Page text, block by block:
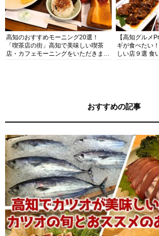
高知のおすすめモーニング20選！
「喫茶店の街」高知で美味しい喫茶
店・カフェモーニングをいただきま
【高知グルメ
ギが食べたい
しい店９選 食
おすすめの記事